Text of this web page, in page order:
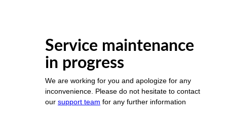
Service maintenance
in progress
We are working for you and apologize for any
inconvenience. Please do not hesitate to contact
our support team for any further information